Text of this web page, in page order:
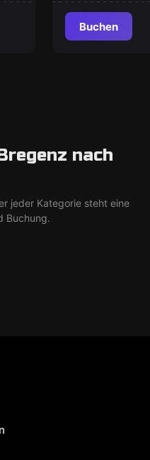
Buchen
nach
jeder Kategorie steht eine
Buchung.